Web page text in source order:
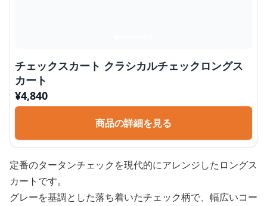
チェックスカート クラシカルチェックロングス
カート
¥4,840
商品の詳細を見る
定番のタータンチェックを現代的にアレンジしたロングス
カートです。
グレーを基調とした落ち着いたチェック柄で、幅広いコー